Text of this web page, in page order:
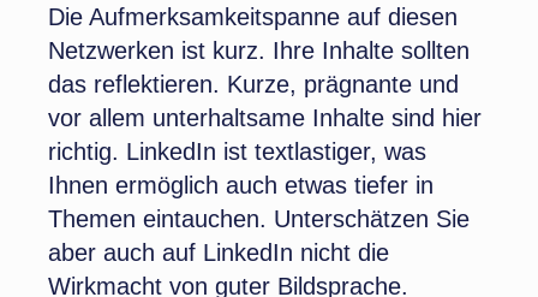
Die Aufmerksamkeitspanne auf diesen
Netzwerken ist kurz. Ihre Inhalte sollten
das reflektieren. Kurze, prägnante und
vor allem unterhaltsame Inhalte sind hier
richtig. LinkedIn ist textlastiger, was
Ihnen ermöglich auch etwas tiefer in
Themen eintauchen. Unterschätzen Sie
aber auch auf LinkedIn nicht die
Wirkmacht von guter Bildsprache.